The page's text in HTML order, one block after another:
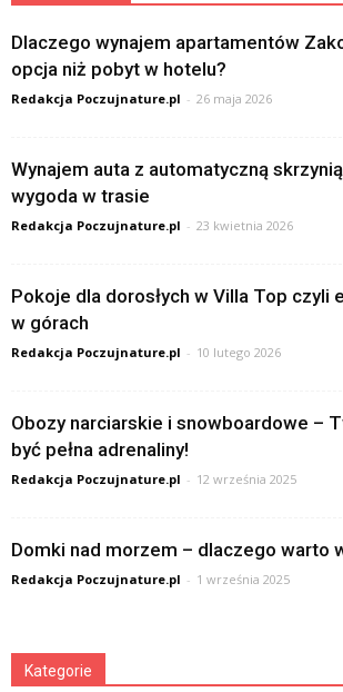
Dlaczego wynajem apartamentów
opcja niż pobyt w hotelu?
Redakcja Poczujnature.pl - 26 maja 2026
Wynajem auta z automatyczną
wygoda w trasie
Redakcja Poczujnature.pl - 23 kwietnia 2026
Pokoje dla dorosłych w Villa Top czyli
w górach
Redakcja Poczujnature.pl - 10 lutego 2026
Obozy narciarskie i snowboardowe –
być pełna adrenaliny!
Redakcja Poczujnature.pl - 12 września 2025
Domki nad morzem – dlaczego warto
Redakcja Poczujnature.pl - 1 września 2025
Kategorie